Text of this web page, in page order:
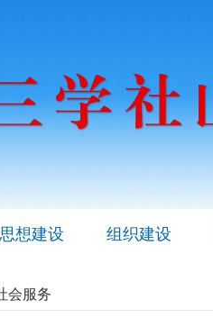
思想建设 组织建设
会服务